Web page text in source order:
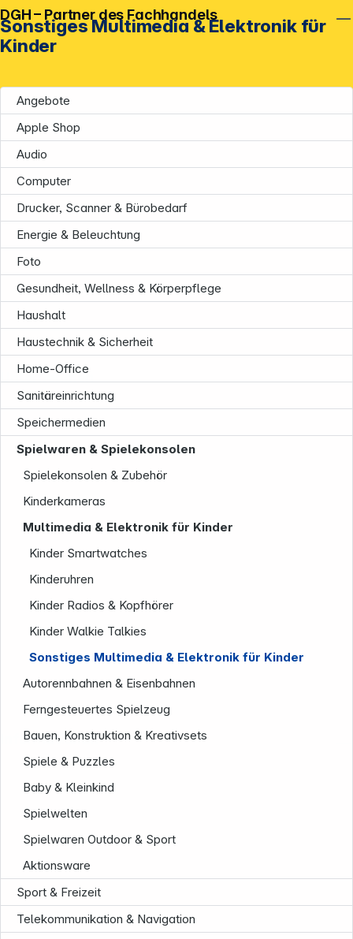
Sonstiges Multimedia & Elektronik für
Kinder
Angebote
Apple Shop
Audio
Computer
Drucker, Scanner & Bürobedarf
Energie & Beleuchtung
Foto
Gesundheit, Wellness & Körperpflege
Haushalt
Haustechnik & Sicherheit
Home-Office
Sanitäreinrichtung
Speichermedien
Spielwaren & Spielekonsolen
Spielekonsolen & Zubehör
Kinderkameras
Multimedia & Elektronik für Kinder
Kinder Smartwatches
Kinderuhren
Kinder Radios & Kopfhörer
Kinder Walkie Talkies
Sonstiges Multimedia & Elektronik für Kinder
Autorennbahnen & Eisenbahnen
Ferngesteuertes Spielzeug
Bauen, Konstruktion & Kreativsets
Spiele & Puzzles
Baby & Kleinkind
Spielwelten
Spielwaren Outdoor & Sport
Aktionsware
Sport & Freizeit
Telekommunikation & Navigation
DGH – Partner des Fachhandels
Unternehmen
Informationen